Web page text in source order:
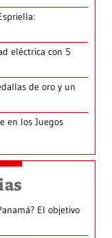
eléctrica con 5
de oro y un
en los Juegos
El objetivo